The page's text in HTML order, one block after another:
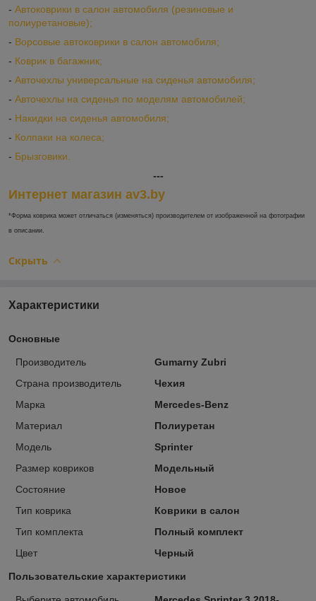
- Автоковрики в салон автомобиля (резиновые и
полиуретановые);
- Ворсовые автоковрики в салон автомобиля;
- Коврик в багажник;
- Авточехлы универсальные на сиденья автомобиля;
- Авточехлы на сиденья по моделям автомобилей;
- Накидки на сиденья автомобиля;
- Колпаки на колеса;
- Брызговики.
---
Интернет магазин av3.by
*Форма коврика может отличаться (изменяться) производителем от изображенной на фотографии
в описании.
Скрыть
Характеристики
Основные
Производитель
Gumarny Zubri
Страна производитель
Чехия
Марка
Mercedes-Benz
Материал
Полиуретан
Модель
Sprinter
Размер ковриков
Модельный
Состояние
Новое
Тип коврика
Коврики в салон
Тип комплекта
Полный комплект
Цвет
Черный
Пользовательские характеристики